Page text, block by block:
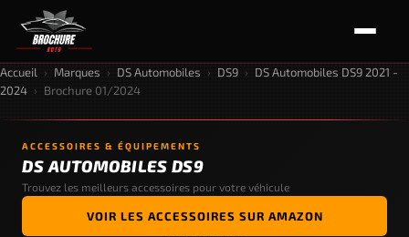
Accueil › Marques › DS Automobiles › DS9 › DS Automobiles DS9 2021 -
2024 › Brochure 01/2024
ACCESSOIRES & ÉQUIPEMENTS
DS AUTOMOBILES DS9
Trouvez les meilleurs accessoires pour votre véhicule
VOIR LES ACCESSOIRES SUR AMAZON